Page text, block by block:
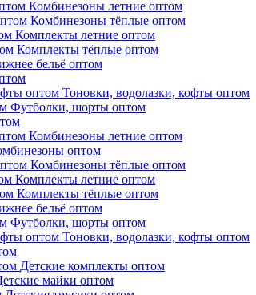
Комбинезоны летние оптом
Комбинезоны тёплые оптом
Комплекты летние оптом
Комплекты тёплые оптом
бельё оптом
Тоновки, водолазки, кофты оптом
Футболки, шорты оптом
Комбинезоны летние оптом
оптом
Комбинезоны тёплые оптом
Комплекты летние оптом
Комплекты тёплые оптом
бельё оптом
Футболки, шорты оптом
Тоновки, водолазки, кофты оптом
Детские комплекты оптом
майки оптом